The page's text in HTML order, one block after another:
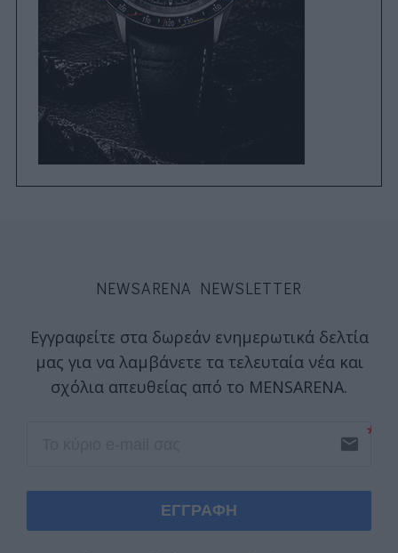
NEWSARENA NEWSLETTER
Εγγραφείτε στα δωρεάν ενημερωτικά δελτία
μας για να λαμβάνετε τα τελευταία νέα και
σχόλια απευθείας από το MENSARENA.
email
ΕΓΓΡΑΦΗ